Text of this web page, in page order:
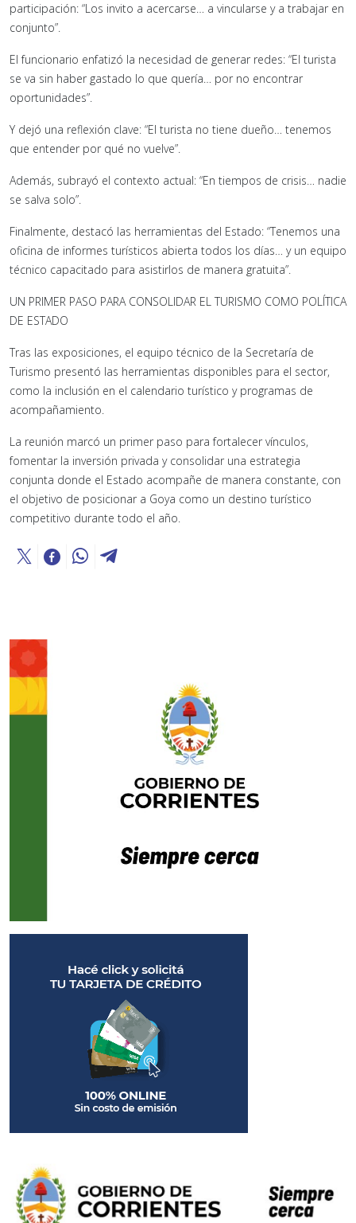
participación: “Los invito a acercarse… a vincularse y a trabajar en
conjunto”.
El funcionario enfatizó la necesidad de generar redes: “El turista
se va sin haber gastado lo que quería… por no encontrar
oportunidades”.
Y dejó una reflexión clave: “El turista no tiene dueño… tenemos
que entender por qué no vuelve”.
Además, subrayó el contexto actual: “En tiempos de crisis… nadie
se salva solo”.
Finalmente, destacó las herramientas del Estado: “Tenemos una
oficina de informes turísticos abierta todos los días… y un equipo
técnico capacitado para asistirlos de manera gratuita”.
UN PRIMER PASO PARA CONSOLIDAR EL TURISMO COMO POLÍTICA
DE ESTADO
Tras las exposiciones, el equipo técnico de la Secretaría de
Turismo presentó las herramientas disponibles para el sector,
como la inclusión en el calendario turístico y programas de
acompañamiento.
La reunión marcó un primer paso para fortalecer vínculos,
fomentar la inversión privada y consolidar una estrategia
conjunta donde el Estado acompañe de manera constante, con
el objetivo de posicionar a Goya como un destino turístico
competitivo durante todo el año.